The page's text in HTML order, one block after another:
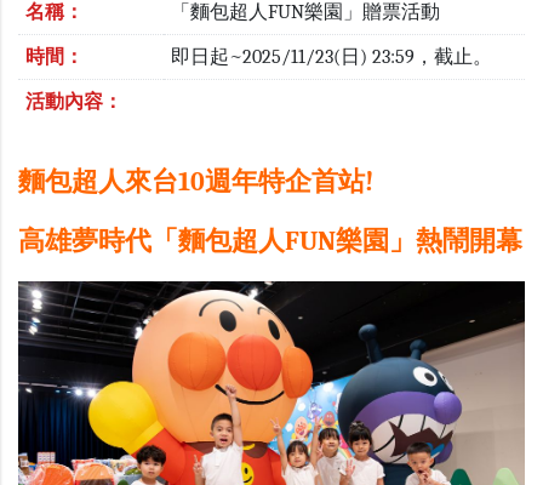
名稱： 「麵包超人FUN樂園」贈票活動
時間： 即日起~2025/11/23(日) 23:59，截止。
活動內容：
麵包超人來台10週年特企首站!
高雄夢時代「麵包超人FUN樂園」熱鬧開幕